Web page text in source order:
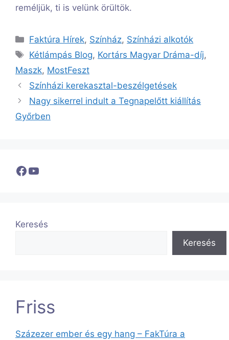
reméljük, ti is velünk örültök.
Kategória
Faktúra Hírek, Színház, Színházi alkotók
Címkék
Kétlámpás Blog, Kortárs Magyar Dráma-díj,
Maszk, MostFeszt
Színházi kerekasztal-beszélgetések
Nagy sikerrel indult a Tegnapelőtt kiállítás
Győrben
Facebook
YouTube
Keresés
Keresés
Friss
Százezer ember és egy hang – FakTúra a